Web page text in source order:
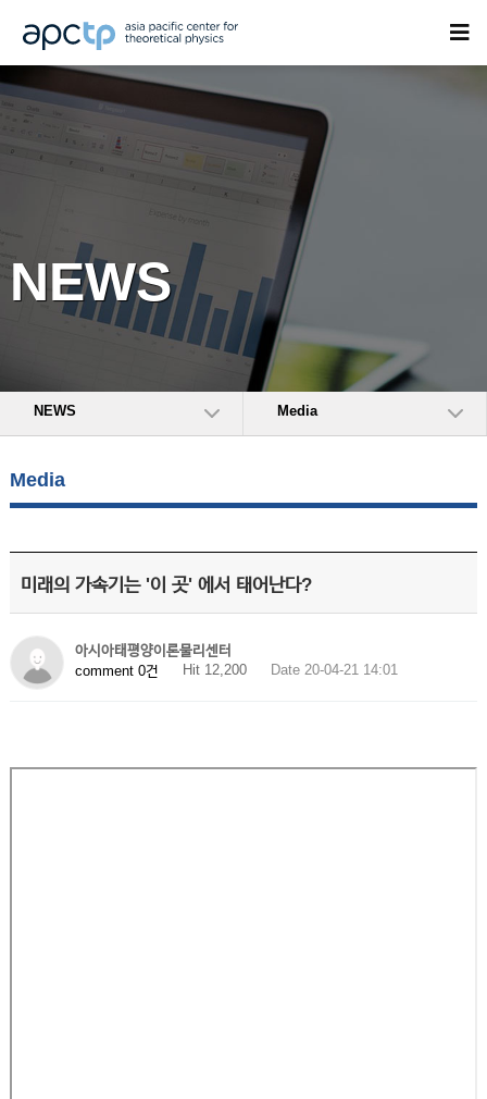
NEWS
NEWS Media
Media
미래의 가속기는 '이 곳' 에서 태어난다?
아시아태평양이론물리센터
comment 0건
Hit 12,200 Date 20-04-21 14:01